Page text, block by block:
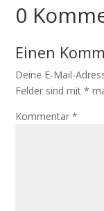
0
Einen
Deine E-Mail-
Felder sind mit*
Kommentar*